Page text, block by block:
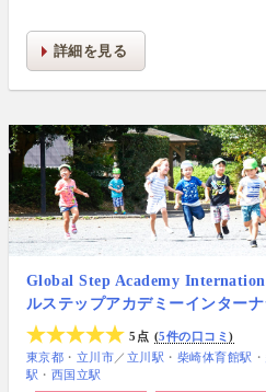
詳細を見る
Global Step Academy
ルステップアカデミーインターナ
5点
5件の口コミ
東京都
立川市 ／ 立川駅 柴崎体育館駅
駅
西国立駅